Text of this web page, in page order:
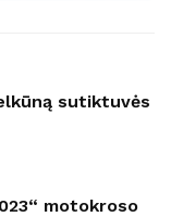
sutiktuvės
motokroso